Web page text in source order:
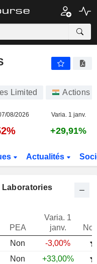
Limited Actions
08/2026 Varia. 1 janv.
+29,91%
Actualités
PEA
Varia. 1
janv.
Non
-3,00%
Non +33,00%